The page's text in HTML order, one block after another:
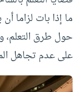
ما إذا بات لزاما
حول طرق التعلم،
على عدم تجاهل